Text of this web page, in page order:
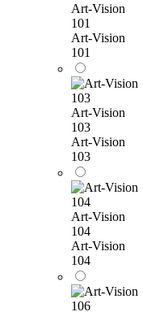
Art-Vision
101
Art-Vision
101
Art-Vision
103
Art-Vision
103
Art-Vision
104
Art-Vision
104